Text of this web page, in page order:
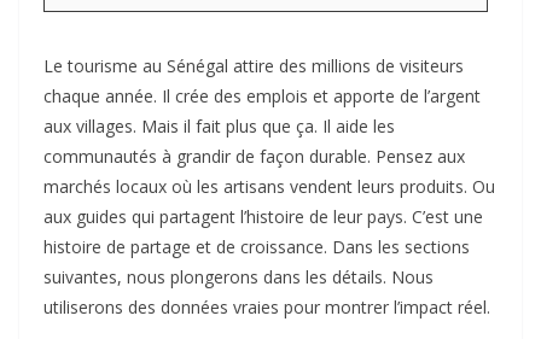
Le tourisme au Sénégal attire des millions de visiteurs
chaque année. Il crée des emplois et apporte de l’argent
aux villages. Mais il fait plus que ça. Il aide les
communautés à grandir de façon durable. Pensez aux
marchés locaux où les artisans vendent leurs produits. Ou
aux guides qui partagent l’histoire de leur pays. C’est une
histoire de partage et de croissance. Dans les sections
suivantes, nous plongerons dans les détails. Nous
utiliserons des données vraies pour montrer l’impact réel.